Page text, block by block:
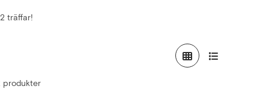
träffar!
produkter